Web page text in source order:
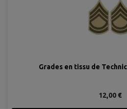
Grades en tissu de
12,00 €